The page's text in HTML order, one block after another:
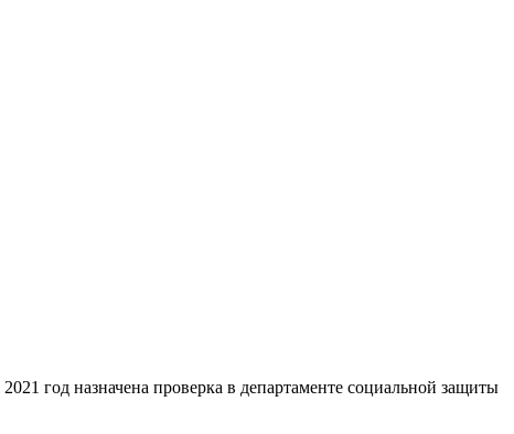
год назначена проверка в департаменте социальной защиты